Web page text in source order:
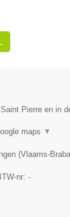
Pierre en in
maps ▼
(Vlaams-
nr: -